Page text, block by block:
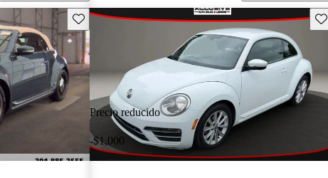
Guarda este Aviso
Precio reducido
-$1,000